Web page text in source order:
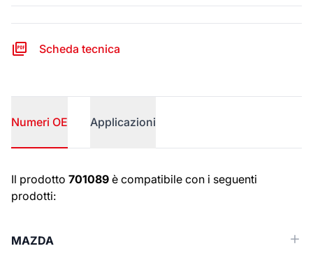
Scheda tecnica
Numeri OE Applicazioni
Numeri OE
Il prodotto 701089 è compatibile con i seguenti
prodotti:
MAZDA